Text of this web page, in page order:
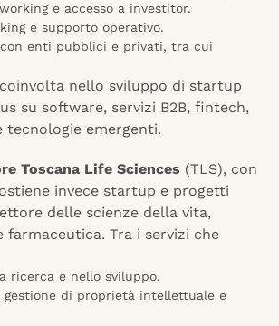
e accesso a investitor.
e supporto operativo.
enti pubblici e privati, tra cui
coinvolta nello sviluppo di startup
su software, servizi B2B, fintech,
tecnologie emergenti.
Toscana Life Sciences (TLS), con
invece startup e progetti
delle scienze della vita,
farmaceutica. Tra i servizi che
ricerca e nello sviluppo.
gestione di proprietà intellettuale e